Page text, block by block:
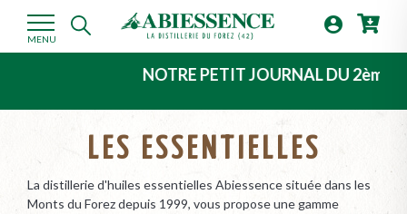
MENU

NOTRE PETIT JOURNAL DU 2ème
LES ESSENTIELLES
La distillerie d'huiles essentielles Abiessence située dans les
Monts du Forez depuis 1999, vous propose une gamme